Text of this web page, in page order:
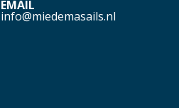
EMAIL
info@miedemasails.nl